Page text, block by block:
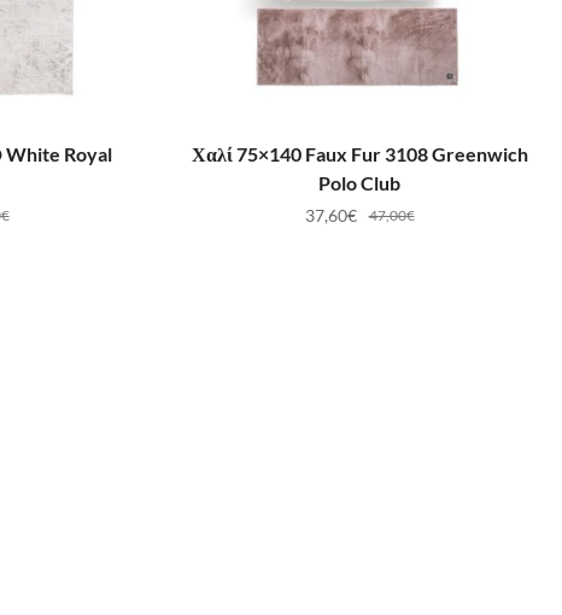
White Royal
€
ΠΡΟΣΘΉΚΗ ΣΤΟ ΚΑΛΆΘΙ
Χαλί 75×140 Faux Fur 3108 Greenwich
Polo Club
47,00€
37,60€